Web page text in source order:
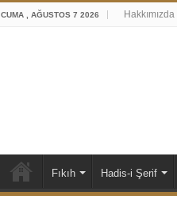
CUMA , AĞUSTOS 7 2026 Hakkımızda
Fıkıh Hadis-i Şerif